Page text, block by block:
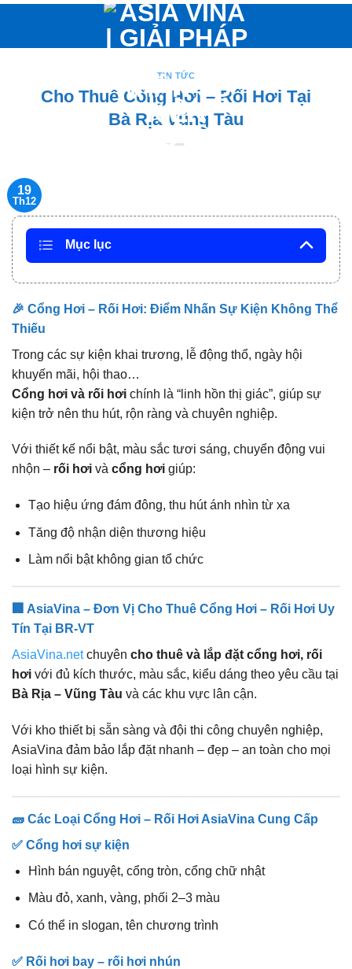
nội
TIN TỨC
Cho Thuê Cổng Hơi – Rối Hơi Tại
Bà Rịa Vũng Tàu
19
Th12
Mục lục
🎉 Cổng Hơi – Rối Hơi: Điểm Nhấn Sự Kiện Không Thể
Thiếu
Trong các sự kiện khai trương, lễ động thổ, ngày hội
khuyến mãi, hội thao…
Cổng hơi và rối hơi chính là “linh hồn thị giác”, giúp sự
kiện trở nên thu hút, rộn ràng và chuyên nghiệp.
Với thiết kế nổi bật, màu sắc tươi sáng, chuyển động vui
nhộn – rối hơi và cổng hơi giúp:
Tạo hiệu ứng đám đông, thu hút ánh nhìn từ xa
Tăng độ nhận diện thương hiệu
Làm nổi bật không gian tổ chức
🏢 AsiaVina – Đơn Vị Cho Thuê Cổng Hơi – Rối Hơi Uy
Tín Tại BR-VT
AsiaVina.netchuyên cho thuê và lắp đặt cổng hơi, rối
hơi với đủ kích thước, màu sắc, kiểu dáng theo yêu cầu tại
Bà Rịa – Vũng Tàu và các khu vực lân cận.
Với kho thiết bị sẵn sàng và đội thi công chuyên nghiệp,
AsiaVina đảm bảo lắp đặt nhanh – đẹp – an toàn cho mọi
loại hình sự kiện.
🧱 Các Loại Cổng Hơi – Rối Hơi AsiaVina Cung Cấp
✅ Cổng hơi sự kiện
Hình bán nguyệt, cổng tròn, cổng chữ nhật
Màu đỏ, xanh, vàng, phối 2–3 màu
Có thể in slogan, tên chương trình
✅ Rối hơi bay – rối hơi nhún